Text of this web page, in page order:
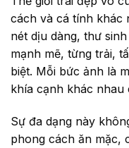
cách và cá tính khác
nét dịu dàng, thư
mạnh mẽ, từng trải,
biệt. Mỗi bức ảnh là
khía cạnh khác nhau
Sự đa dạng này
phong cách ăn mặc,